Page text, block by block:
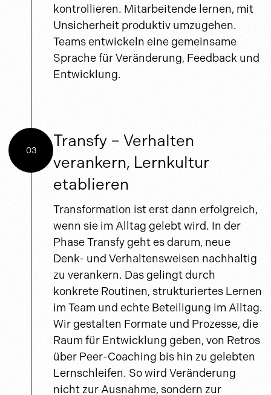
kontrollieren. Mitarbeitende lernen, mit
Unsicherheit produktiv umzugehen.
Teams entwickeln eine gemeinsame
Sprache für Veränderung, Feedback und
Entwicklung.
03
Transfy – Verhalten
verankern, Lernkultur
etablieren
Transformation ist erst dann erfolgreich,
wenn sie im Alltag gelebt wird. In der
Phase Transfy geht es darum, neue
Denk- und Verhaltensweisen nachhaltig
zu verankern. Das gelingt durch
konkrete Routinen, strukturiertes Lernen
im Team und echte Beteiligung im Alltag.
Wir gestalten Formate und Prozesse, die
Raum für Entwicklung geben, von Retros
über Peer-Coaching bis hin zu gelebten
Lernschleifen. So wird Veränderung
nicht zur Ausnahme, sondern zur